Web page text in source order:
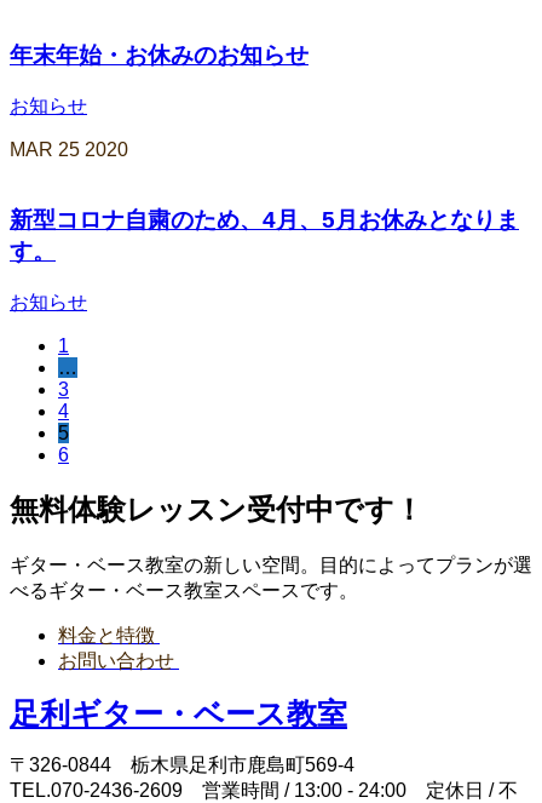
年末年始・お休みのお知らせ
お知らせ
MAR 25 2020
新型コロナ自粛のため、4月、5月お休みとなりま
す。
お知らせ
1
…
3
4
5
6
無料体験レッスン受付中です！
ギター・ベース教室の新しい空間。目的によってプランが選
べるギター・ベース教室スペースです。
料金と特徴
お問い合わせ
足利ギター・ベース教室
〒326-0844 栃木県足利市鹿島町569-4
TEL.070-2436-2609 営業時間 / 13:00 - 24:00 定休日 / 不